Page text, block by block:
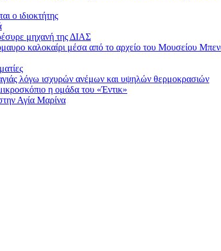
ο ιδιοκτήτης
μηχανή της ΔΙΑΣ
καλοκαίρι μέσα από το αρχείο του Μουσείου
λόγω ισχυρών ανέμων και υψηλών θερμοκρασιών
η ομάδα του «Έντικ»
Αγία Μαρίνα